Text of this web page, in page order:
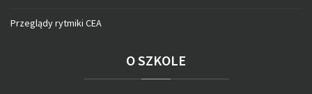
Przeglądy rytmiki CEA
OSZKOLE